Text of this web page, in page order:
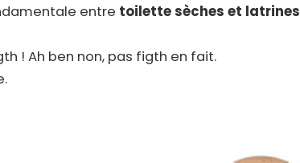
entre toilette sèches et latrines
! Ah ben non, pas figth en fait.